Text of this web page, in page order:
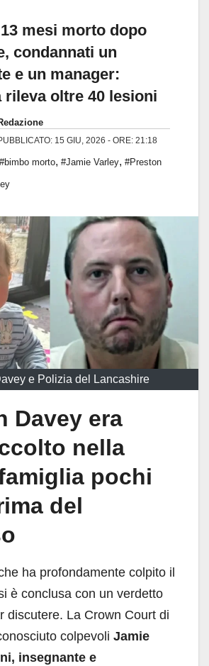
mesi morto dopo
condannati un
e un manager:
rileva oltre 40 lesioni
15 GIU, 2026 - ORE: 21:18
#bimbo morto, #Jamie Varley, #Preston
e Polizia del Lancashire
Davey era
nella
pochi
del
ha profondamente colpito il
è conclusa con un verdetto
discutere. La Crown Court di
colpevoli Jamie
insegnante e